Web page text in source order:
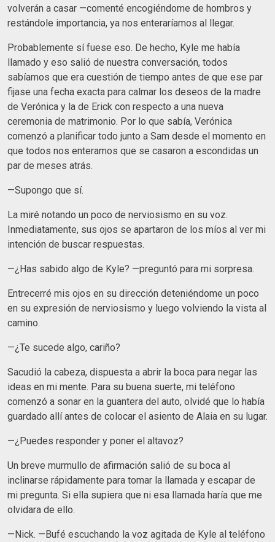
volverán a casar —comenté encogiéndome de hombros y
restándole importancia, ya nos enteraríamos al llegar.
Probablemente sí fuese eso. De hecho, Kyle me había
llamado y eso salió de nuestra conversación, todos
sabíamos que era cuestión de tiempo antes de que ese par
fijase una fecha exacta para calmar los deseos de la madre
de Verónica y la de Erick con respecto a una nueva
ceremonia de matrimonio. Por lo que sabía, Verónica
comenzó a planificar todo junto a Sam desde el momento en
que todos nos enteramos que se casaron a escondidas un
par de meses atrás.
—Supongo que sí.
La miré notando un poco de nerviosismo en su voz.
Inmediatamente, sus ojos se apartaron de los míos al ver mi
intención de buscar respuestas.
—¿Has sabido algo de Kyle? —preguntó para mi sorpresa.
Entrecerré mis ojos en su dirección deteniéndome un poco
en su expresión de nerviosismo y luego volviendo la vista al
camino.
—¿Te sucede algo, cariño?
Sacudió la cabeza, dispuesta a abrir la boca para negar las
ideas en mi mente. Para su buena suerte, mi teléfono
comenzó a sonar en la guantera del auto, olvidé que lo había
guardado allí antes de colocar el asiento de Alaia en su lugar.
—¿Puedes responder y poner el altavoz?
Un breve murmullo de afirmación salió de su boca al
inclinarse rápidamente para tomar la llamada y escapar de
mi pregunta. Si ella supiera que ni esa llamada haría que me
olvidara de ello.
—Nick. —Bufé escuchando la voz agitada de Kyle al teléfono